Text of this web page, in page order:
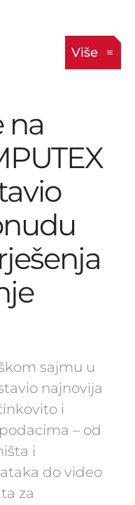
Više
na
sajmu u
najnovija
i
– od
i
do video
za